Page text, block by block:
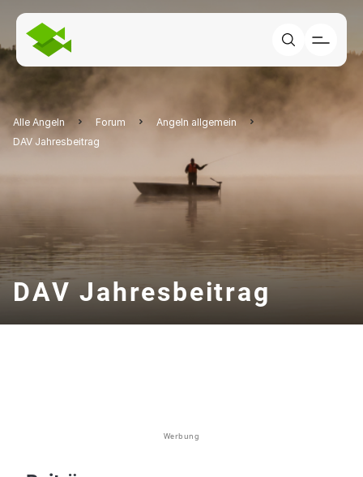
Alle Angeln Forum
Angeln allgemein
DAV Jahresbeitrag
DAV Jahresbeitrag
Werbung